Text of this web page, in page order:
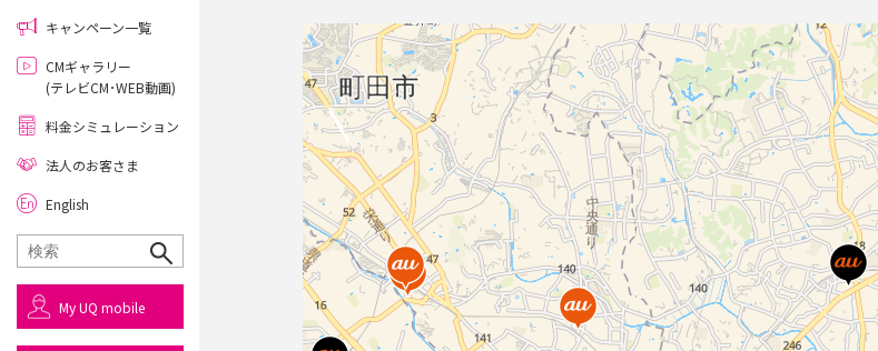
キャンペーン一覧
CMギャラリー
(テレビCM･WEB動画)
料金シミュレーション
法人のお客さま
English
My UQ mobile